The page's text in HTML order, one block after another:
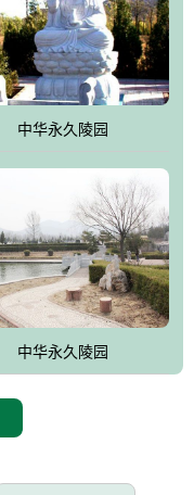
中华永久陵园
中华永久陵园